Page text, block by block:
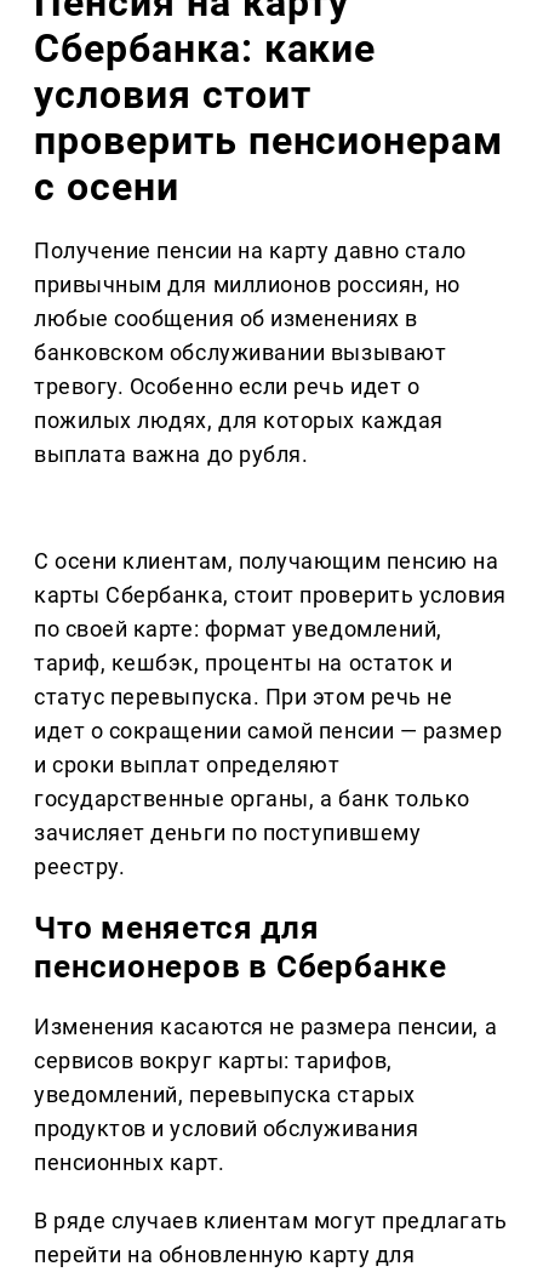
Сбербанка: какие
условия стоит
проверить пенсионерам
с осени
Получение пенсии на карту давно стало
привычным для миллионов россиян, но
любые сообщения об изменениях в
банковском обслуживании вызывают
тревогу. Особенно если речь идет о
пожилых людях, для которых каждая
выплата важна до рубля.
С осени клиентам, получающим пенсию на
карты Сбербанка, стоит проверить условия
по своей карте: формат уведомлений,
тариф, кешбэк, проценты на остаток и
статус перевыпуска. При этом речь не
идет о сокращении самой пенсии — размер
и сроки выплат определяют
государственные органы, а банк только
зачисляет деньги по поступившему
реестру.
Что меняется для
пенсионеров в Сбербанке
Изменения касаются не размера пенсии, а
сервисов вокруг карты: тарифов,
уведомлений, перевыпуска старых
продуктов и условий обслуживания
пенсионных карт.
В ряде случаев клиентам могут предлагать
перейти на обновленную карту для